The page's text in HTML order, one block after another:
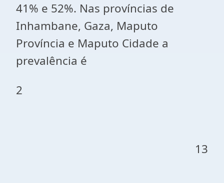
41% e 52%. Nas províncias de
Inhambane, Gaza, Maputo
Província e Maputo Cidade a
prevalência é
2
13